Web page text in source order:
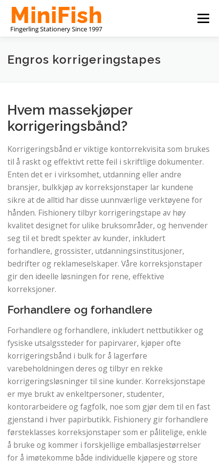
innhold
Meny
KINA SKRIVESAKER PRODUSENT
Engros korrigeringstapes
Hvem massekjøper
korrigeringsbånd?
Korrigeringsbånd er viktige kontorrekvisita som brukes
til å raskt og effektivt rette feil i skriftlige dokumenter.
Enten det er i virksomhet, utdanning eller andre
bransjer, bulkkjøp av korreksjonstaper lar kundene
sikre at de alltid har disse uunnværlige verktøyene for
hånden. Fishionery tilbyr korrigeringstape av høy
kvalitet designet for ulike bruksområder, og henvender
seg til et bredt spekter av kunder, inkludert
forhandlere, grossister, utdanningsinstitusjoner,
bedrifter og reklameselskaper. Våre korreksjonstaper
gir den ideelle løsningen for rene, effektive
korreksjoner.
Forhandlere og forhandlere
Forhandlere og forhandlere, inkludert nettbutikker og
fysiske utsalgssteder for papirvarer, kjøper ofte
korrigeringsbånd i bulk for å lagerføre
varebeholdningen deres og tilbyr en rekke
korrigeringsløsninger til sine kunder. Korreksjonstape
er mye brukt av enkeltpersoner, studenter,
kontorarbeidere og fagfolk, noe som gjør dem til en fast
gjenstand i hver papirbutikk. Fishionery gir forhandlere
førsteklasses korreksjonstaper som er pålitelige, enkle
å bruke og kommer i forskjellige emballasjestørrelser
for å imøtekomme både individuelle kjøpere og store